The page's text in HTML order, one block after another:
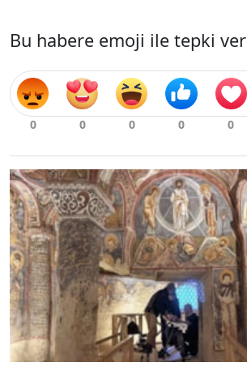
Bu habere emoji ile tepki ver